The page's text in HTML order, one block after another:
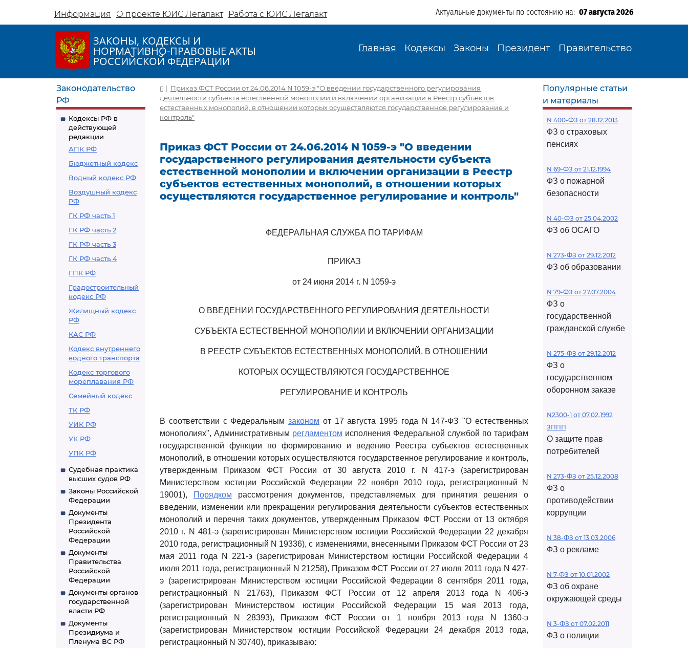
Информация О проекте ЮИС Легалакт Работа с ЮИС Легалакт Актуальные документы по состоянию на: 07 августа 2026
ЗАКОНЫ, КОДЕКСЫ И
НОРМАТИВНО-ПРАВОВЫЕ АКТЫ
РОССИЙСКОЙ ФЕДЕРАЦИИ
Главная Кодексы Законы Президент Правительство
Законодательство
РФ
Кодексы РФ в
действующей
редакции
АПК РФ
Бюджетный кодекс
Водный кодекс РФ
Воздушный кодекс
РФ
ГК РФ часть 1
ГК РФ часть 2
ГК РФ часть 3
ГК РФ часть 4
ГПК РФ
Градостроительный
кодекс РФ
Жилищный кодекс
РФ
КАС РФ
Кодекс внутреннего
водного транспорта
Кодекс торгового
мореплавания РФ
Семейный кодекс
ТК РФ
УИК РФ
УК РФ
УПК РФ
Судебная практика
высших судов РФ
Законы Российской
Федерации
Документы
Президента
Российской
Федерации
Документы
Правительства
Российской
Федерации
Документы органов
государственной
власти РФ
Документы
Президиума и
Пленума ВС РФ
| Приказ ФСТ России от 24.06.2014 N 1059-э "О введении государственного регулирования
деятельности субъекта естественной монополии и включении организации в Реестр субъектов
естественных монополий, в отношении которых осуществляются государственное регулирование и
контроль"
Приказ ФСТ России от 24.06.2014 N 1059-э "О введении
государственного регулирования деятельности субъекта
естественной монополии и включении организации в Реестр
субъектов естественных монополий, в отношении которых
осуществляются государственное регулирование и контроль"
ФЕДЕРАЛЬНАЯ СЛУЖБА ПО ТАРИФАМ
ПРИКАЗ
от 24 июня 2014 г. N 1059-э
О ВВЕДЕНИИ ГОСУДАРСТВЕННОГО РЕГУЛИРОВАНИЯ ДЕЯТЕЛЬНОСТИ
СУБЪЕКТА ЕСТЕСТВЕННОЙ МОНОПОЛИИ И ВКЛЮЧЕНИИ ОРГАНИЗАЦИИ
В РЕЕСТР СУБЪЕКТОВ ЕСТЕСТВЕННЫХ МОНОПОЛИЙ, В ОТНОШЕНИИ
КОТОРЫХ ОСУЩЕСТВЛЯЮТСЯ ГОСУДАРСТВЕННОЕ
РЕГУЛИРОВАНИЕ И КОНТРОЛЬ
В соответствии с Федеральнымзаконом от 17 августа 1995 года N 147-ФЗ "О естественных
монополиях", Административным регламентом исполнения Федеральной службой по тарифам
государственной функции по формированию и ведению Реестра субъектов естественных
монополий, в отношении которых осуществляются государственное регулирование и контроль,
утвержденным Приказом ФСТ России от 30 августа 2010 г. N 417-э (зарегистрирован
Министерством юстиции Российской Федерации 22 ноября 2010 года, регистрационный N
19001),
Порядком рассмотрения документов, представляемых для принятия решения о
введении, изменении или прекращении регулирования деятельности субъектов естественных
монополий и перечня таких документов, утвержденным Приказом ФСТ России от 13 октября
2010 г. N 481-э (зарегистрирован Министерством юстиции Российской Федерации 22 декабря
2010 года, регистрационный N 19336), с изменениями, внесенными Приказом ФСТ России от 23
мая 2011 года N 221-э (зарегистрирован Министерством юстиции Российской Федерации 4
июля 2011 года, регистрационный N 21258), Приказом ФСТ России от 27 июля 2011 года N 427-
э (зарегистрирован Министерством юстиции Российской Федерации 8 сентября 2011 года,
регистрационный N 21763), Приказом ФСТ России от 12 апреля 2013 года N 406-э
(зарегистрирован Министерством юстиции Российской Федерации 15 мая 2013 года,
регистрационный N 28393), Приказом ФСТ России от 1 ноября 2013 года N 1360-э
(зарегистрирован Министерством юстиции Российской Федерации 24 декабря 2013 года,
регистрационный N 30740), приказываю:
Популярные статьи
и материалы
N 400-ФЗ от 28.12.2013
ФЗ о страховых
пенсиях
N 69-ФЗ от 21.12.1994
ФЗ о пожарной
безопасности
N 40-ФЗ от 25.04.2002
ФЗ об ОСАГО
N 273-ФЗ от 29.12.2012
ФЗ об образовании
N 79-ФЗ от 27.07.2004
ФЗ о
государственной
гражданской службе
N 275-ФЗ от 29.12.2012
ФЗ о
государственном
оборонном заказе
N2300-1 от 07.02.1992
ЗППП
О защите прав
потребителей
N 273-ФЗ от 25.12.2008
ФЗ о
противодействии
коррупции
N 38-ФЗ от 13.03.2006
ФЗ о рекламе
N 7-ФЗ от 10.01.2002
ФЗ об охране
окружающей среды
N 3-ФЗ от 07.02.2011
ФЗ о полиции